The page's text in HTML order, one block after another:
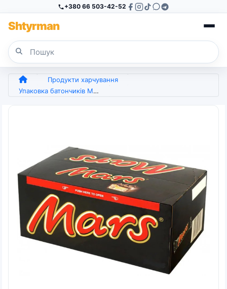
+380 66 503-42-52
Shtyrman
Продукти харчування
Упаковка батончиків MARS з нугою і карамеллю 40 шт х 51 г (арт. 4456)